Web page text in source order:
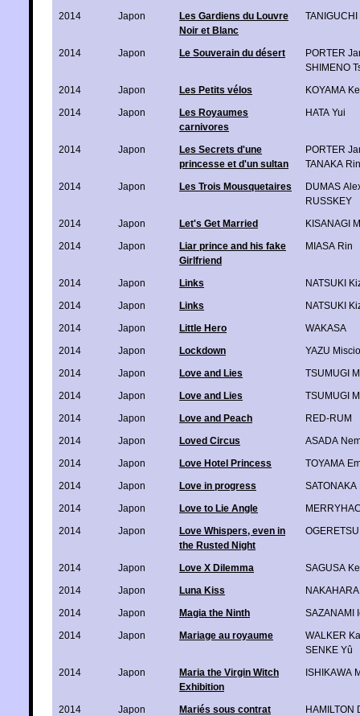
2014
Japon
Les Gardiens du Louvre
Noir et Blanc
TANIGUCHI
2014 Japon Le Souverain du désert
PORTER
SHIMENO
2014
Japon Les Petits vélos
KOYAMA
2014
Japon
Les Royaumes
carnivores
HATA Yui
2014 Japon
Les Secrets d'une
princesse et d'un sultan
PORTER
TANAKA Rin
2014
Japon Les Trois Mousquetaires
DUMAS
RUSSKEY
2014
Japon Let's Get Married
KISANAGI
2014
Japon
Liar prince and his fake
Girlfriend
MIASA Rin
2014 Japon Links
NATSUKI
2014
Japon Links
NATSUKI
2014
Japon Little Hero
WAKASA
2014
Japon Lockdown
YAZU Miscio
2014
Japon Love and Lies
TSUMUGI
2014
Japon Love and Lies
TSUMUGI
2014
Japon Love and Peach
RED-RUM
2014
Japon Loved Circus
ASADA
2014
Japon Love Hotel Princess
TOYAMA
2014
Japon Love in progress
SATONAKA
2014
Japon Love to Lie Angle
2014
Japon
Love Whispers, even in
the Rusted Night
2014 Japon Love X Dilemma
SAGUSA
2014
Japon Luna Kiss
2014
Japon Magia the Ninth
SAZANAMI
2014
Japon Mariage au royaume
WALKER
SENKE Yû
2014
Japon
Maria the Virgin Witch
Exhibition
ISHIKAWA
2014 Japon Mariés sous contrat
HAMILTON